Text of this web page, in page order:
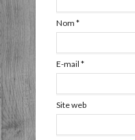
Nom *
E-mail *
Site web